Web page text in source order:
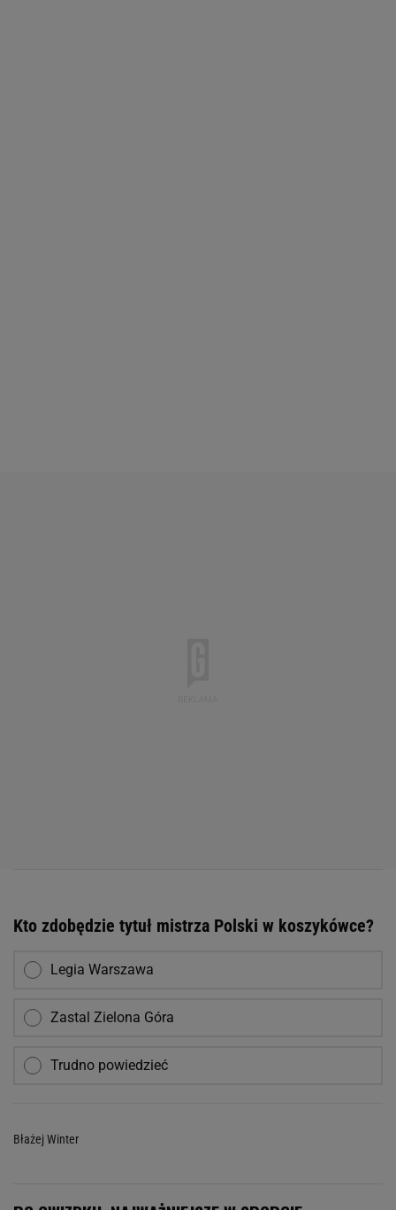
Kto zdobędzie tytuł mistrza Polski w koszykówce?
Legia Warszawa
Zastal Zielona Góra
Trudno powiedzieć
Błażej Winter